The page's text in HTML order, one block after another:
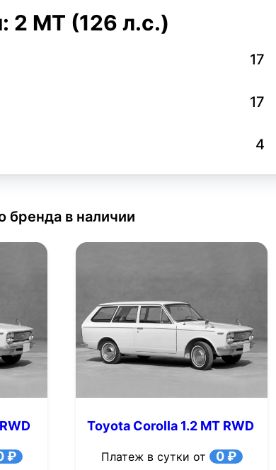
MT (126 л.с.)
17
17
4
бренда в наличии
₽
Toyota Corolla 1.2 MT RWD
Платеж в сутки от 0 ₽